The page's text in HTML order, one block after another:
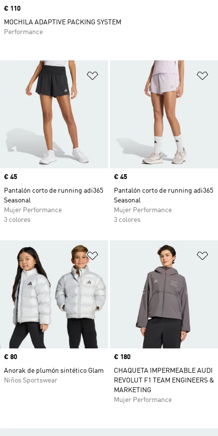
Añadir a la lista de deseos
Precio
€ 45
Pantalón corto de running adi365
Seasonal
Mujer Performance
3 colores
Precio
€ 45
Pantalón corto de running adi365
Seasonal
Mujer Performance
3 colores
Añadir a la lista de deseos
Precio
€ 80
Anorak de plumón sintético Glam
Niños Sportswear
Precio
€ 180
CHAQUETA IMPERMEABLE AUDI
REVOLUT F1 TEAM ENGINEERS &
MARKETING
Mujer Performance
Precio
€ 110
MOCHILA ADAPTIVE PACKING SYSTEM
Performance